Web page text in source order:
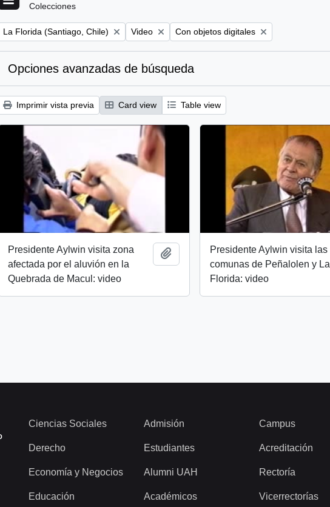
Colecciones
Remove filter:
La Florida (Santiago, Chile) Remove filter:
Video Remove filter:
Con objetos digitales
Opciones avanzadas de búsqueda
Imprimir vista previa Card view Table view
Presidente Aylwin visita zona
afectada por el aluvión en la
Quebrada de Macul: video
Añadir al portapapeles
Presidente Aylwin visita las
comunas de Peñalolen y La
Florida: video
Ciencias Sociales
Derecho
Economía y Negocios
Educación
Admisión
Estudiantes
Alumni UAH
Académicos
Campus
Acreditación
Rectoría
Vicerrectorías